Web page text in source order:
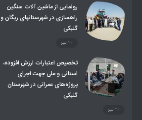
تشکیلات اداری
رونمایی از ماشین آلات سنگین
راهسازی در شهرستانهای ریگان و
گنبکی
۲۰ تیر
تخصیص اعتبارات ارزش افزوده،
استانی و ملی جهت اجرای
پروژه‌های عمرانی در شهرستان
گنبکی
۲۰ تیر